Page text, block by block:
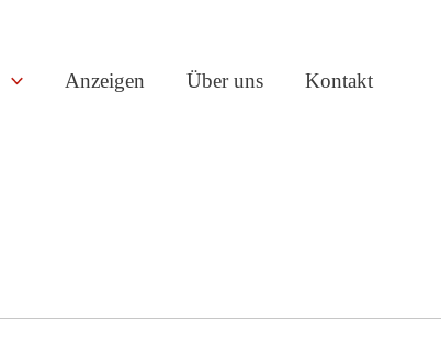
Anzeigen Über uns Kontakt